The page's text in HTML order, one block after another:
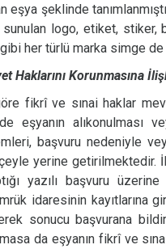
eşya şeklinde
logo, etiket, stiker,
her türlü marka simge
Haklarını Korunmasına
fikrî ve sınai haklar
eşyanın alıkonulması
başvuru nedeniyle
yerine getirilmektedir.
yazılı başvuru
idaresinin kayıtlarına
sonucu başvurana
da eşyanın fikrî ve